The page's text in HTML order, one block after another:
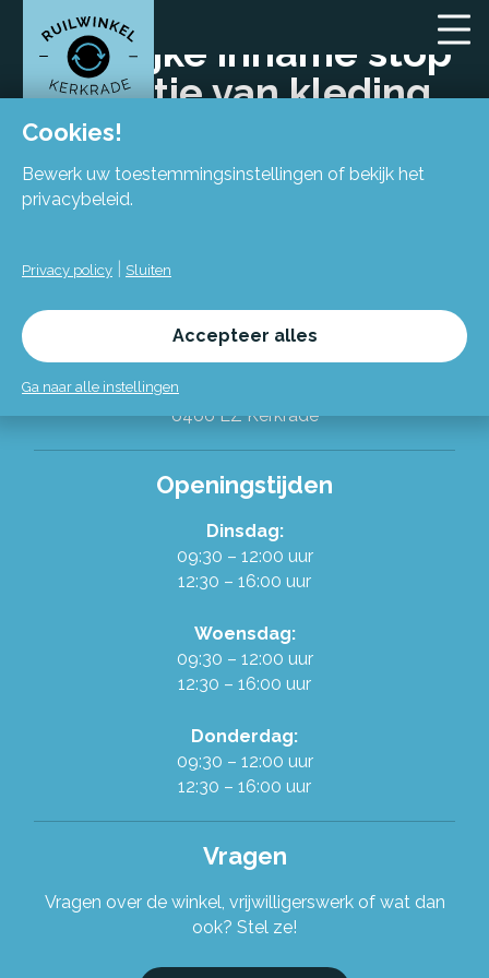
Alles over de Ruilwinkel
Werken in de Ruilwinkel
Stel je vraag!
Tijdelijke inname stop
donatie van kleding
Flexiforum Kerkrade
Spekhofstraat 15
(bij binnenkomst grote trap omhoog)
6466 LZ Kerkrade
Openingstijden
Dinsdag:
09:30 – 12:00 uur
12:30 – 16:00 uur
Woensdag:
09:30 – 12:00 uur
12:30 – 16:00 uur
Donderdag:
09:30 – 12:00 uur
12:30 – 16:00 uur
Vragen
Vragen over de winkel, vrijwilligerswerk of wat dan
ook? Stel ze!
Cookies!
Bewerk uw toestemmingsinstellingen of bekijk het
privacybeleid.
Privacy policy Sluiten
Accepteer alles
Ga naar alle instellingen